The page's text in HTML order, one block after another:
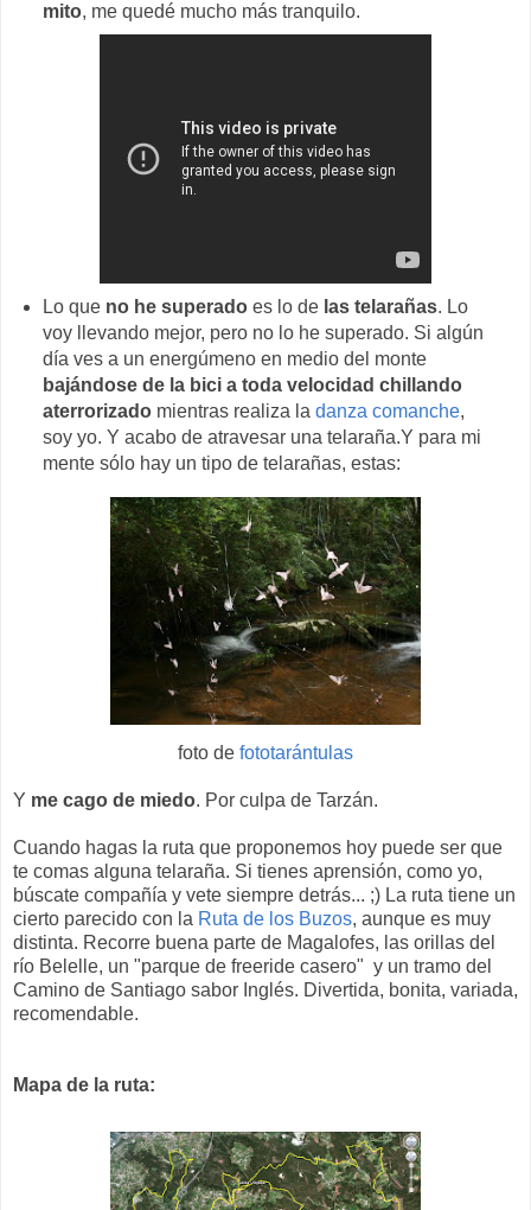
mito, me quedé mucho más tranquilo.
Lo que no he superadoes lo de las telarañas. Lo
voy llevando mejor, pero no lo he superado. Si algún
día ves a un energúmeno en medio del monte
bajándose de la bici a toda velocidad chillando
aterrorizadomientras realiza la danza comanche,
soy yo. Y acabo de atravesar una telaraña.Y para mi
mente sólo hay un tipo de telarañas, estas:
foto de fototarántulas
Y me cago de miedo. Por culpa de Tarzán.
Cuando hagas la ruta que proponemos hoy puede ser que
te comas alguna telaraña. Si tienes aprensión, como yo,
búscate compañía y vete siempre detrás... ;) La ruta tiene un
cierto parecido con la Ruta de los Buzos, aunque es muy
distinta. Recorre buena parte de Magalofes, las orillas del
río Belelle, un "parque de freeride casero" y un tramo del
Camino de Santiago sabor Inglés. Divertida, bonita, variada,
recomendable.
Mapa de la ruta: